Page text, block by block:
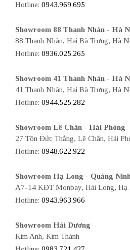
Hotline: 0943.969.695
Showroom 88 Thanh Nhàn - Hà
88 Thanh Nhàn, Hai Bà Trưng, Hà
Hotline: 0936.025.265
Showroom 41 Thanh Nhàn - Hà
41 Thanh Nhàn, Hai Bà Trưng, Hà
Hotline: 0944.525.282
Showroom Lê Chân - Hải Phòng
27 Tôn Đức Thắng, Lê Chân, Hải
Hotline: 0948.622.922
Showroom Hạ Long - Quảng
A7-14 KĐT Monbay, Hải Long, Hạ
Hotline: 0943.963.966
Showroom Hải Dương
Kim Anh, Kim Thành